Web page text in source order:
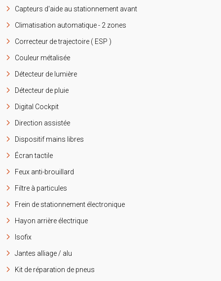
Capteurs d'aide au stationnement avant
Climatisation automatique - 2 zones
Correcteur de trajectoire ( ESP )
Couleur métalisée
Détecteur de lumière
Détecteur de pluie
Digital Cockpit
Direction assistée
Dispositif mains libres
Écran tactile
Feux anti-brouillard
Filtre à particules
Frein de stationnement électronique
Hayon arrière électrique
Isofix
Jantes alliage / alu
Kit de réparation de pneus